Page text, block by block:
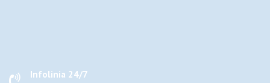
Infolinia 24/7